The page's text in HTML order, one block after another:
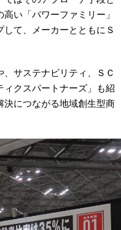
い「パワーファミリー」
して、メーカーとともにＳ
サステナビリティ、ＳＣ
クスパートナーズ」も紹
決につながる地域創生型商